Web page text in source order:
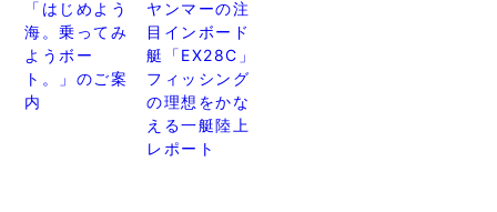
「はじめよう
海。乗ってみ
ようボー
ト。」のご案
内
ヤンマーの注
目インボード
艇「EX28C」
フィッシング
の理想をかな
える一艇陸上
レポート